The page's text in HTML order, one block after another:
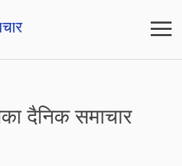
दैनिक समाचार